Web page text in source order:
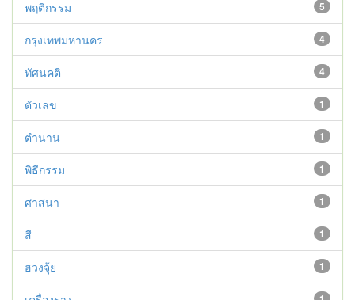
5
พฤติกรรม
4
กรุงเทพมหานคร
4
ทัศนคติ
1
ตัวเลข
1
ตำนาน
1
พิธีกรรม
1
ศาสนา
1
สี
1
ฮวงจุ้ย